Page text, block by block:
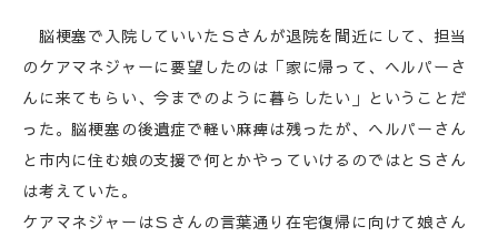
脳梗塞で入院していいたＳさんが退院を間近にして、担当
のケアマネジャーに要望したのは「家に帰って、ヘルパーさ
んに来てもらい、今までのように暮らしたい」ということだ
った。脳梗塞の後遺症で軽い麻痺は残ったが、ヘルパーさん
と市内に住む娘の支援で何とかやっていけるのではとＳさん
は考えていた。
ケアマネジャーはＳさんの言葉通り在宅復帰に向けて娘さん